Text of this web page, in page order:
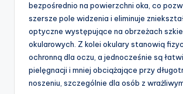
bezpośrednio na powierzchni oka, co
szersze pole widzenia i eliminuje
optyczne występujące na obrzeżach
okularowych. Z kolei okulary stanowią
ochronną dla oczu, a jednocześnie są
pielęgnacji i mniej obciążające przy
noszeniu, szczególnie dla osób z